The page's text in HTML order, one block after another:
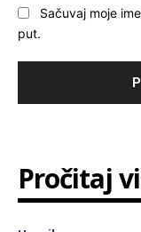
Sačuvaj moje
put.
Pročitaj